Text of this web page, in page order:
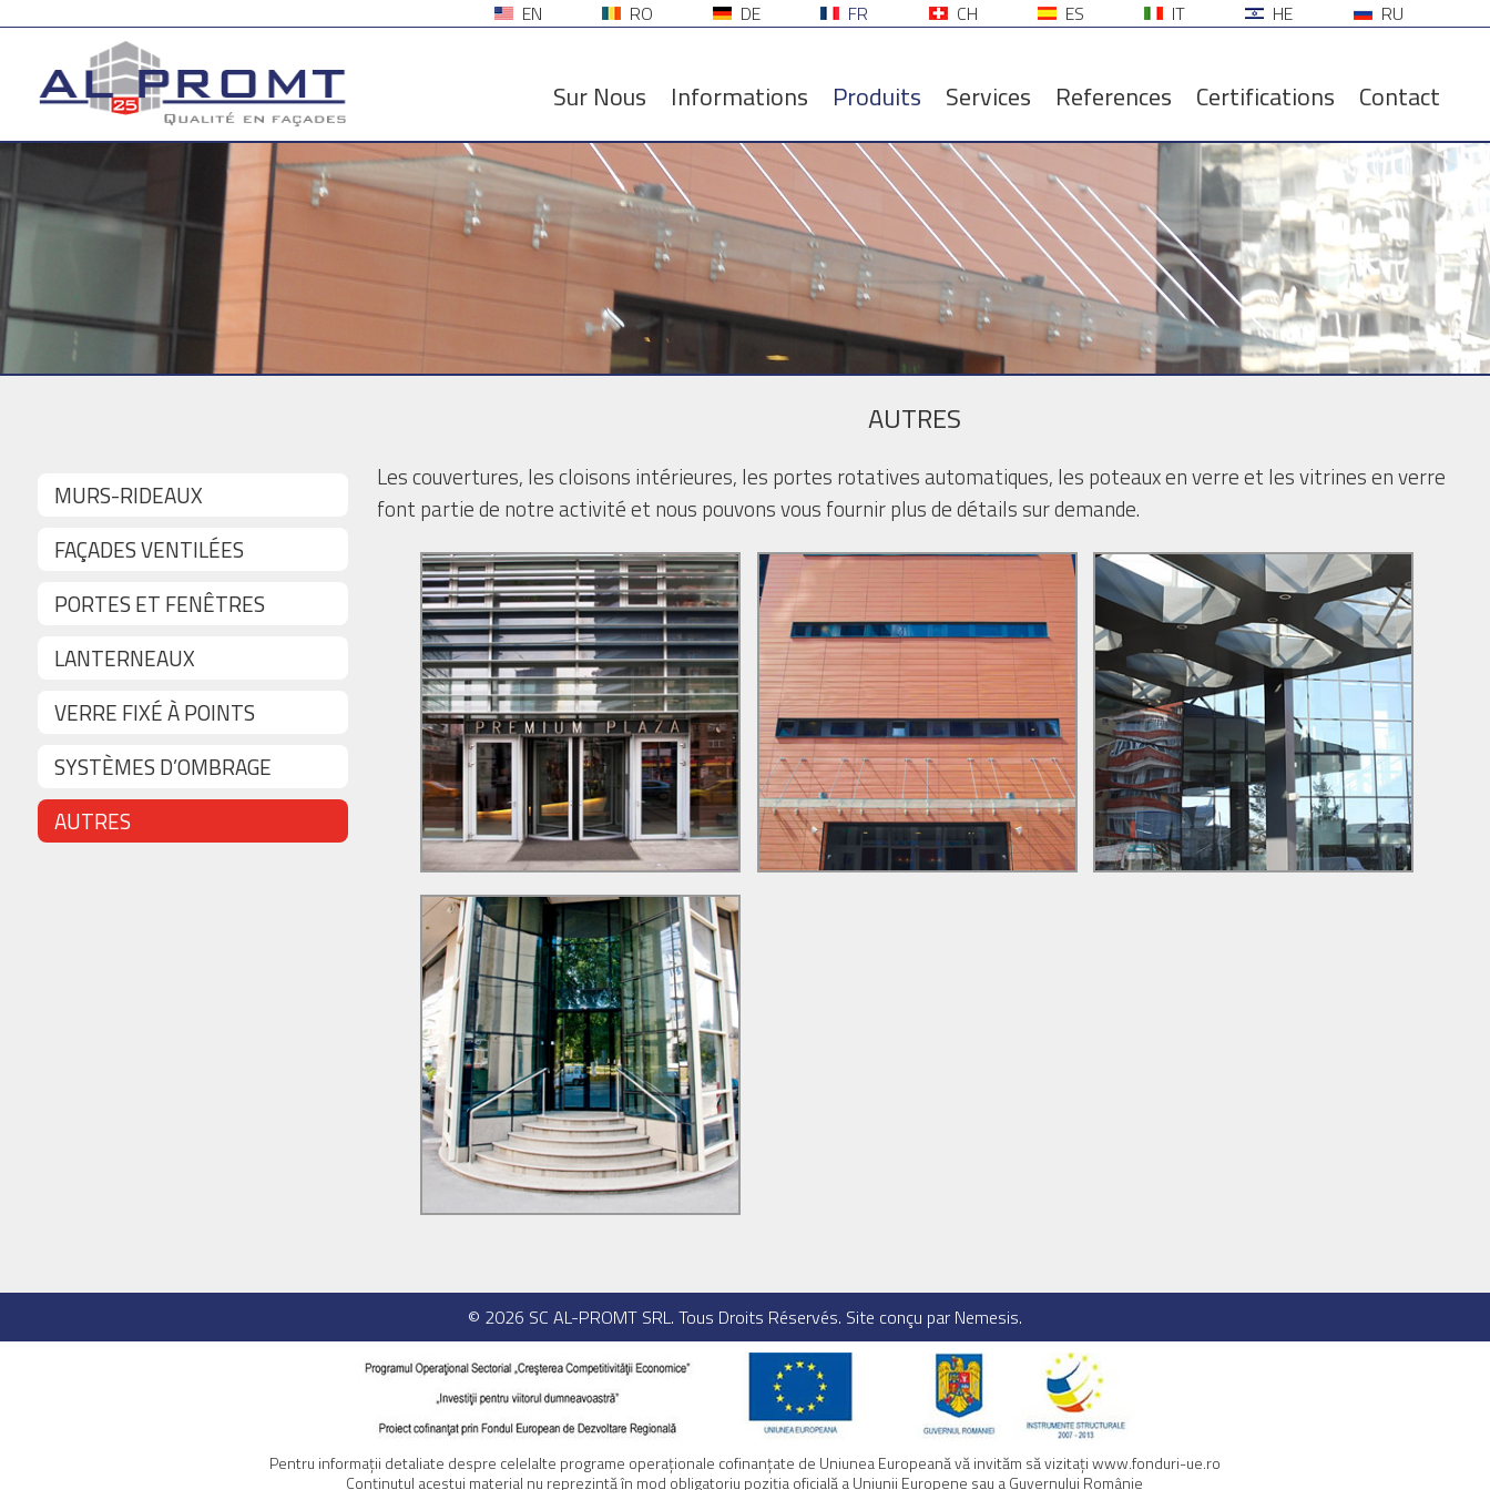
EN RO DE FR CH ES IT HE RU
Sur Nous Informations Produits Services References Certifications Contact
AUTRES
Les couvertures, les cloisons intérieures, les portes rotatives automatiques, les poteaux en verre et les vitrines en verre
font partie de notre activité et nous pouvons vous fournir plus de détails sur demande.
MURS-RIDEAUX
FAÇADES VENTILÉES
PORTES ET FENÊTRES
LANTERNEAUX
VERRE FIXÉ À POINTS
SYSTÈMES D’OMBRAGE
AUTRES
© 2026 SC AL-PROMT SRL. Tous Droits Réservés. Site conçu par Nemesis.
Pentru informaţii detaliate despre celelalte programe operaţionale cofinanţate de Uniunea Europeană vă invităm să vizitaţiwww.fonduri-ue.ro
Conţinutul acestui material nu reprezintă în mod obligatoriu poziţia oficială a Uniunii Europene sau a Guvernului Românie